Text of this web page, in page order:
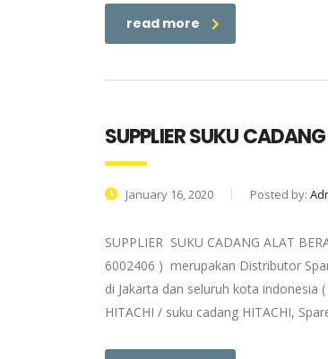
read more
SUPPLIER SUKU
January 16, 2020 Posted by:
SUPPLIER SUKU CADANG ALAT
6002406 ) merupakan Distributor
di Jakarta dan seluruh kota indonesia
HITACHI / suku cadang HITACHI,